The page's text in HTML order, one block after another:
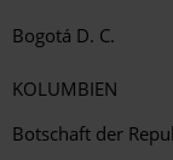
Bogotá D. C.
KOLUMBIEN
Botschaft der